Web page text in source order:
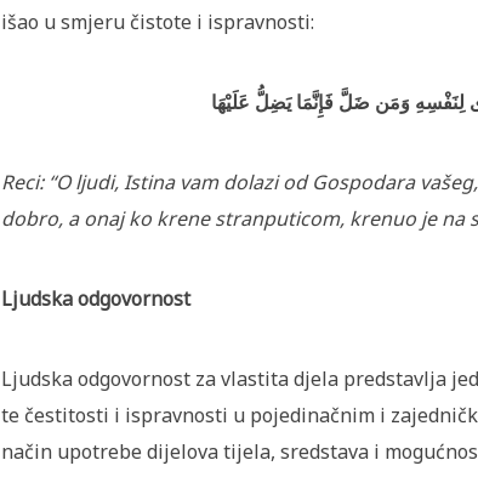
išao u smjeru čistote i ispravnosti:
لِنَفْسِهِ وَمَن ضَلَّ فَإِنَّمَا يَضِلُّ عَلَيْهَا
Reci: “O ljudi, Istina vam dolazi od Gospodara
dobro, a onaj ko krene stranputicom, krenuo je na
Ljudska odgovornost
Ljudska odgovornost za vlastita djela predstavlja
te čestitosti i ispravnosti u pojedinačnim i
način upotrebe dijelova tijela, sredstava i